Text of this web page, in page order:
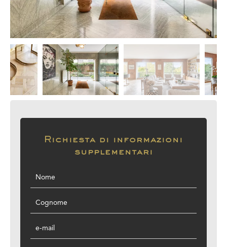
Richiesta di informazioni
supplementari